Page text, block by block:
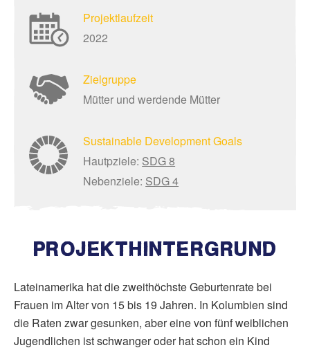
Projektlaufzeit
2022
Zielgruppe
Mütter und werdende Mütter
Sustainable Development Goals
Hautpziele: SDG 8
Nebenziele: SDG 4
PROJEKTHINTERGRUND
Lateinamerika hat die zweithöchste Geburtenrate bei
Frauen im Alter von 15 bis 19 Jahren. In Kolumbien sind
die Raten zwar gesunken, aber eine von fünf weiblichen
Jugendlichen ist schwanger oder hat schon ein Kind